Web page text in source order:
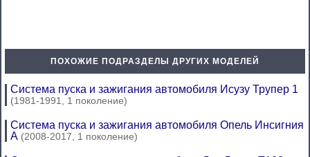
ПОХОЖИЕ ПОДРАЗДЕЛЫ ДРУГИХ МОДЕЛЕЙ
Система пуска и зажигания автомобиля Исузу Трупер 1
(1981-1991, 1 поколение)
Система пуска и зажигания автомобиля Опель Инсигния
А (2008-2017, 1 поколение)